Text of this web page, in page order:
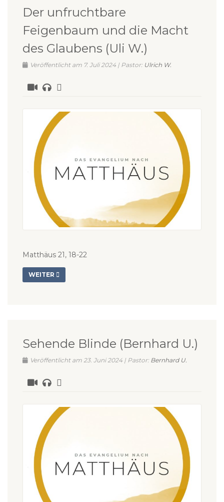
Der unfruchtbare
Feigenbaum und die Macht
des Glaubens (Uli W.)
Veröffentlicht am 7. Juli 2024 | Pastor: Ulrich W.
Matthäus 21, 18-22
WEITER
Sehende Blinde (Bernhard U.)
Veröffentlicht am 23. Juni 2024 | Pastor: Bernhard U.